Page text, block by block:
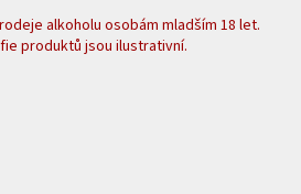
alkoholu osobám mladším 18 let.
produktů jsou ilustrativní.